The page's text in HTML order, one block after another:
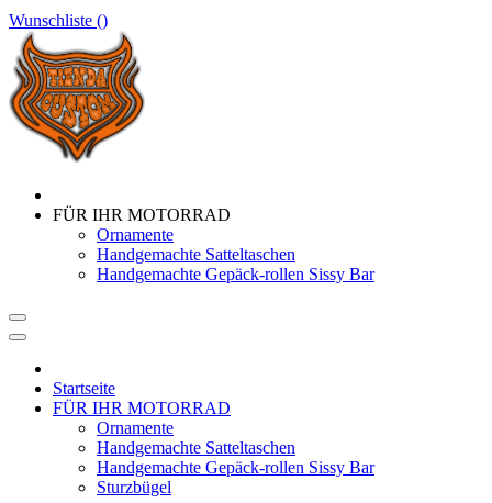
Wunschliste ()
FÜR IHR MOTORRAD
Ornamente
Handgemachte Satteltaschen
Handgemachte Gepäck-rollen Sissy Bar
Startseite
FÜR IHR MOTORRAD
Ornamente
Handgemachte Satteltaschen
Handgemachte Gepäck-rollen Sissy Bar
Sturzbügel